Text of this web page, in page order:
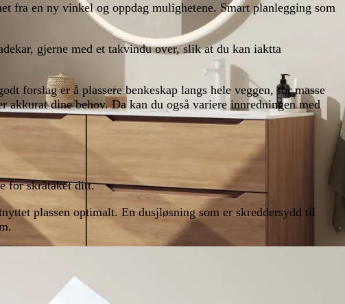
fra en ny vinkel og oppdag mulighetene. Smart planlegging som
gjerne med et takvindu over, slik at du kan iaktta
forslag er å plassere benkeskap langs hele veggen, for masse
dine behov. Da kan du også variere innredningen med
for skråtaket ditt.
plassen optimalt. En dusjløsning som er skreddersydd til